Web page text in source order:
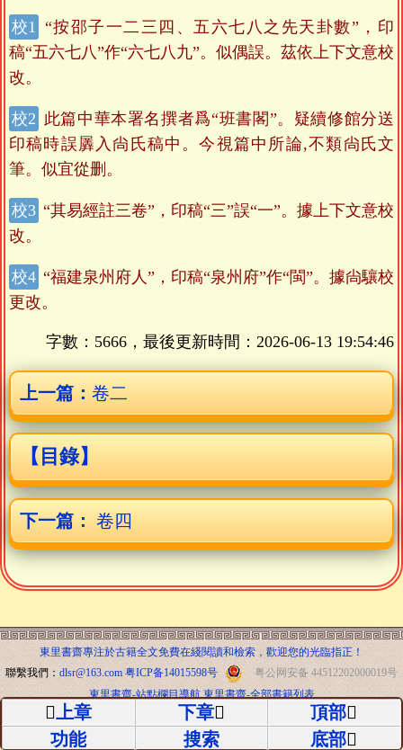
“按邵子一二三四、五六七八之先天卦數”，印
稿“五六七八”作“六七八九”。似偶誤。茲依上下文意校
改。
此篇中華本署名撰者爲“班書閣”。疑續修館分送
印稿時誤羼入尙氏稿中。今視篇中所論,不類尙氏文
筆。似宜從删。
“其易經註三卷”，印稿“三”誤“一”。據上下文意校
改。
“福建泉州府人”，印稿“泉州府”作“閩”。據尙驤校
更改。
字數：5666，最後更新時間： 2026-06-13 19:54:46
上一篇： 卷二
【目錄】
下一篇： 卷四
東里書齋專注於古籍全文免費在綫閱讀和檢索，歡迎您的光臨指正！
聯繫我們： dlsr@163.com 粤ICP备14015598号
粤公网安备 44512202000019号
東里書齋-站點欄目導航 東里書齋-全部書籍列表
上章 下章
頂部
功能
搜索 底部